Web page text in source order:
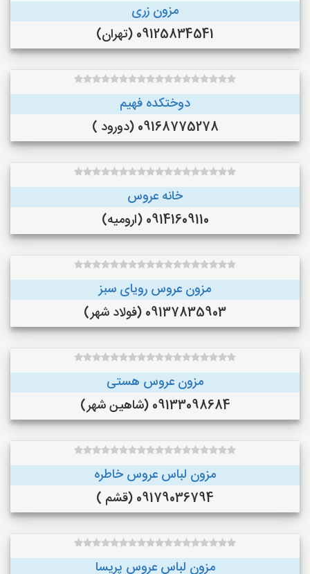
مزون زری
09125834541 (تهران)
دوختکده فهیم
09168775278 (دورود )
خانه عروس
09141609110 (ارومیه)
مزون عروس رویای سبز
09137835903 (فولاد شهر)
مزون عروس هستی
09133098684 (شاهین شهر)
مزون لباس عروس خاطره
09179036794 (قشم )
مزون لباس عروس پریسا